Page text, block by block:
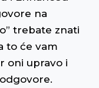
na
trebate znati
to će vam
oni upravo i